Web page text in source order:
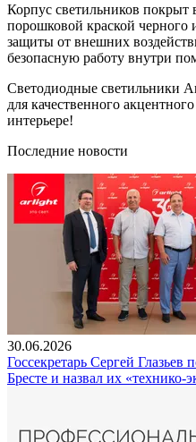
Корпус светильников покрыт
порошковой краской черного
защиты от внешних
безопасную работу внутри
Светодиодные светильники
для качественного
интерьере!
Последние новости
30.06.2026
Госсекретарь Сергей Глазьев
Бресте и назвал их «технико-